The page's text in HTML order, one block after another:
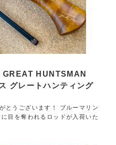
HUNTSMAN
グレートハンティング
とうございます！ ブルーマリン
目を奪われるロッドが入荷いた